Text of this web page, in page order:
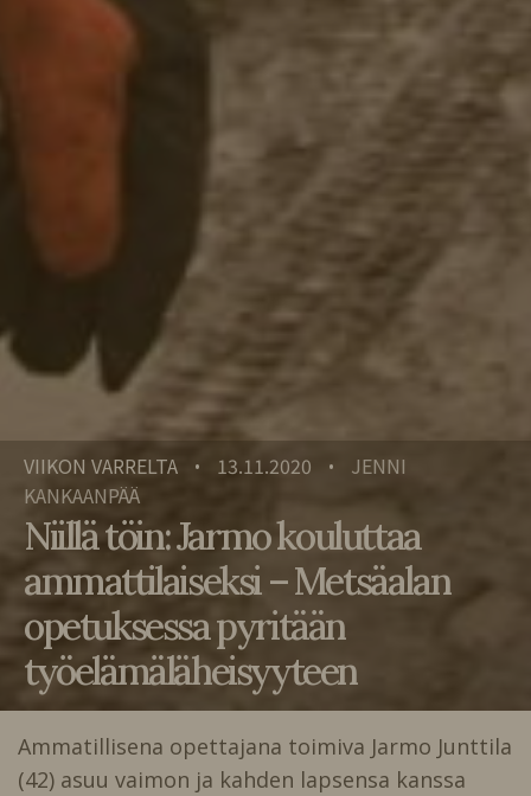
VIIKON VARRELTA • 13.11.2020 •
JENNI
KANKAANPÄÄ
Niillä töin: Jarmo kouluttaa
ammattilaiseksi – Metsäalan
opetuksessa pyritään
työelämäläheisyyteen
Ammatillisena opettajana toimiva Jarmo Junttila
(42) asuu vaimon ja kahden lapsensa kanssa